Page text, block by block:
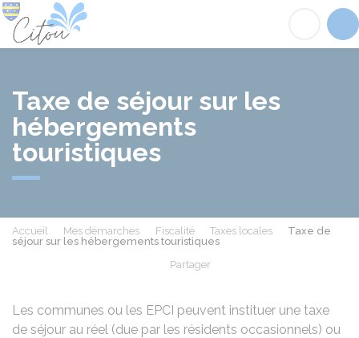
Taxe de séjour sur les
hébergements
touristiques
Accueil Mes démarches Fiscalité Taxes locales
Taxe de
séjour sur les hébergements touristiques
Partager
Les communes ou les EPCI peuvent instituer une taxe
de séjour au réel (due par les résidents occasionnels) ou